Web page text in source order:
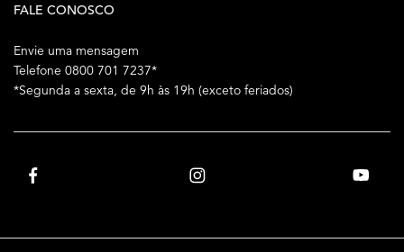
FALE CONOSCO
Envie uma mensagem
Telefone 0800 701 7237*
*Segunda a sexta, de 9h às 19h (exceto feriados)